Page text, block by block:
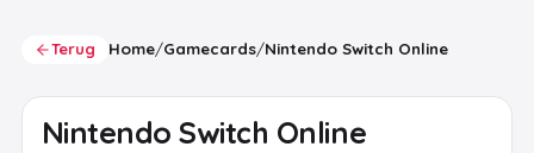
Terug Home/Gamecards/Nintendo Switch Online
Nintendo Switch Online